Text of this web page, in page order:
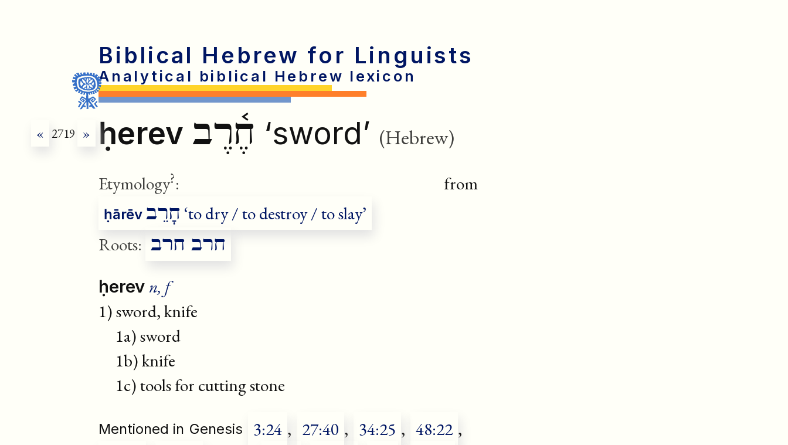
Biblical Hebrew for Linguists
Analytical biblical Hebrew lexicon
« 2719 » ḥerev חֶ֫רֶב ‘sword’ (Hebrew)
Etymology?: from
ḥārēv חָרֵב ‘to dry / to destroy / to slay’
Roots: חרב חרב
ḥerev n, f
1) sword, knife
1a) sword
1b) knife
1c) tools for cutting stone
Mentioned in Genesis 3:24 , 27:40 , 34:25 , 48:22 ,